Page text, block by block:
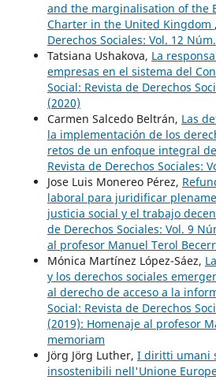
and the marginalisation of the
Charter in the United Kingdom ,
Derechos Sociales: Vol. 12
Tatsiana Ushakova, La
empresas en el sistema del
Social: Revista de Derechos
(2020)
Carmen Salcedo Beltrán, Las
la implementación de los
retos de un enfoque integral
Revista de Derechos Sociales:
Jose Luis Monereo Pérez,
laboral para juridificar
justicia social y el trabajo
de Derechos Sociales: Vol. 9
al profesor Manuel Terol
Mónica Martínez López-Sáez,
y los derechos sociales
al derecho de acceso a la
Social: Revista de Derechos
(2019): Homenaje al profesor
memoriam
Jörg Jörg Luther, I diritti umani
insostenibili nell'Unione